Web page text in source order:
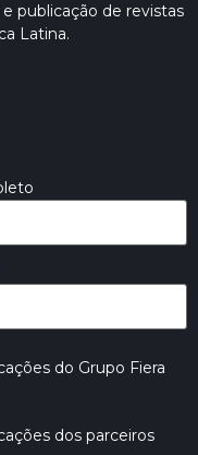
publicação de revistas
Latina.
do Grupo Fiera
dos parceiros